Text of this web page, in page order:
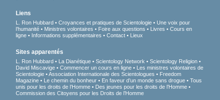
Liens
L. Ron Hubbard Croyances et pratiques de Scientologie
Une voix pour
l’humanité
Ministres volontaires Foire aux questions Livres
Cours en
ligne
Informations supplémentaires Contact Lieux
Sites apparentés
L. Ron Hubbard La Dianétique Scientology Network
Scientology Religion
David Miscavige
Commencer un cours en ligne
Les ministres volontaires de
Scientologie
Association Internationale des Scientologues
Freedom
Magazine
Le chemin du bonheur En faveur d’un monde sans drogue
Tous
unis pour les droits de l’Homme
Des jeunes pour les droits de l’Homme
Commission des Citoyens pour les Droits de l’Homme